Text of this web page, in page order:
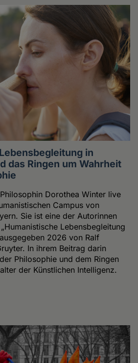
in
das Ringen um Wahrheit
Dorothea Winter live
Campus von
Sie ist eine der Autorinnen
Lebensbegleitung
2026 von Ralf
In ihrem Beitrag darin
Philosophie und dem Ringen
der Künstlichen Intelligenz.